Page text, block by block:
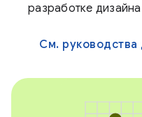
разработке
См. руководства